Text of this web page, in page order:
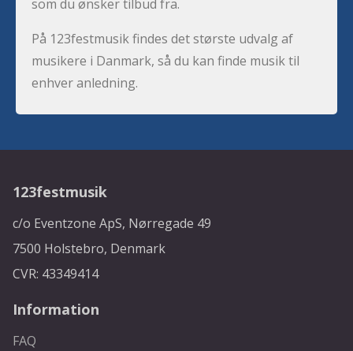
som du ønsker tilbud fra.
På 123festmusik findes det største udvalg af
musikere i Danmark, så du kan finde musik til
enhver anledning.
123festmusik
c/o Eventzone ApS, Nørregade 49
7500 Holstebro, Denmark
CVR: 43349414
Information
FAQ